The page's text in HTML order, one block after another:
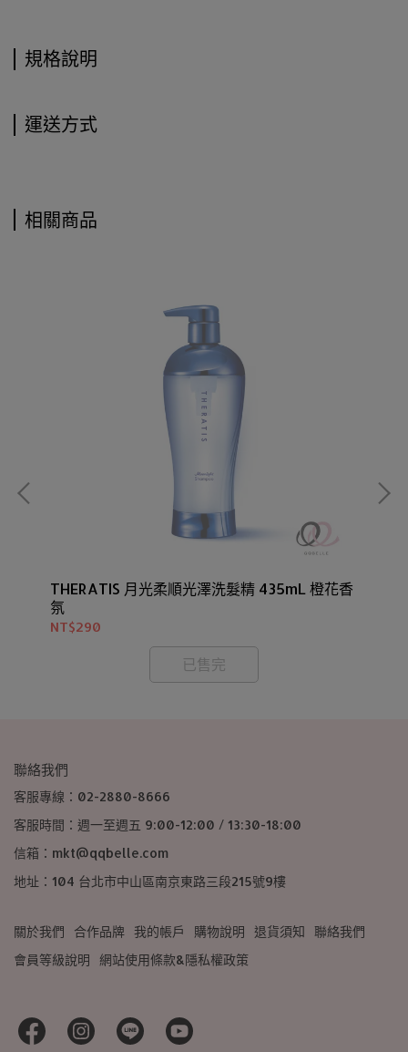
規格說明
運送方式
相關商品
THERATIS 月光柔順光澤洗髮精 435mL 橙花香
氛
NT$290
已售完
聯絡我們
客服專線：02-2880-8666
客服時間：週一至週五 9:00-12:00 / 13:30-18:00
信箱：mkt@qqbelle.com
地址：104 台北市中山區南京東路三段215號9樓
關於我們 合作品牌 我的帳戶 購物說明 退貨須知
聯絡我們
會員等級說明
網站使用條款&隱私權政策